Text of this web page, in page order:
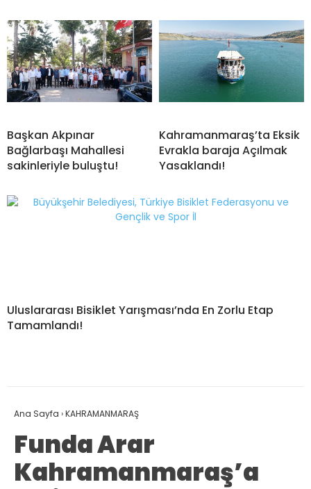
Başkan Akpınar
Bağlarbaşı Mahallesi
sakinleriyle buluştu!
Kahramanmaraş’ta Eksik
Evrakla baraja Açılmak
Yasaklandı!
Uluslararası Bisiklet Yarışması’nda En Zorlu Etap
Tamamlandı!
Ana Sayfa ›KAHRAMANMARAŞ
Funda Arar
Kahramanmaraş’a